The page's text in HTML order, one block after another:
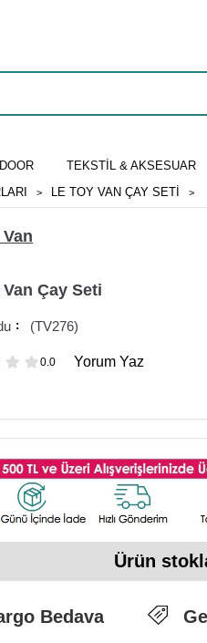
TEKSTİL & AKSESUAR
LE TOY VAN ÇAY SETI
Çay Seti
(TV276)
0.0 Yorum Yaz
Ürün
Bedava